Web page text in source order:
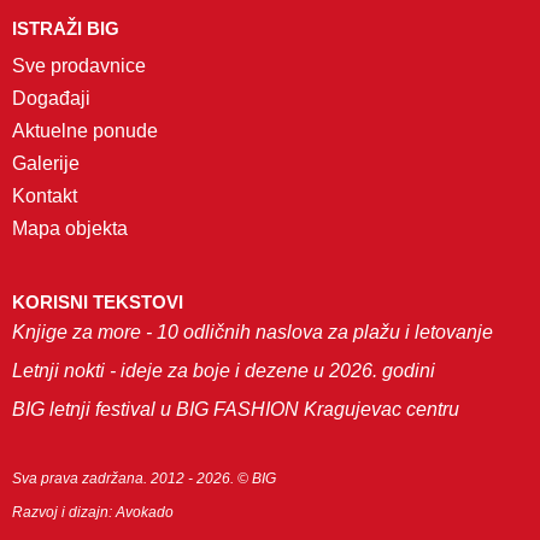
popusti su nešto što takođe ne smete propustiti.
Ukoliko vam je kupovina strast, savetujemo da
proverite i koje se sve
Novom Sadu
Solo obuća kontakt informacije
U Novom Sadu radnju Solo obuća možete
posetiti od
Pored toga,BIG šoping centri širom zemljenude
veliki broj opcija kada je u pitanju kupovina u
namrinica, odlična ponuda brze hrane i kafića.
ISTRAŽI BIG
Sve prodavnice
Događaji
Aktuelne ponude
Galerije
Kontakt
Mapa objekta
KORISNI TEKSTOVI
Knjige za more - 10 odličnih naslova za plažu i letovanje
Letnji nokti - ideje za boje i dezene u 2026. godini
BIG letnji festival u BIG FASHION Kragujevac centru
Sva prava zadržana. 2012 - 2026. © BIG
Razvoj i dizajn:Avokado